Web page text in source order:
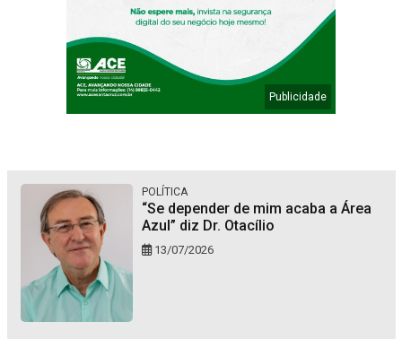
POLÍTICA
“Se depender de mim acaba a Área
Azul” diz Dr. Otacílio
13/07/2026